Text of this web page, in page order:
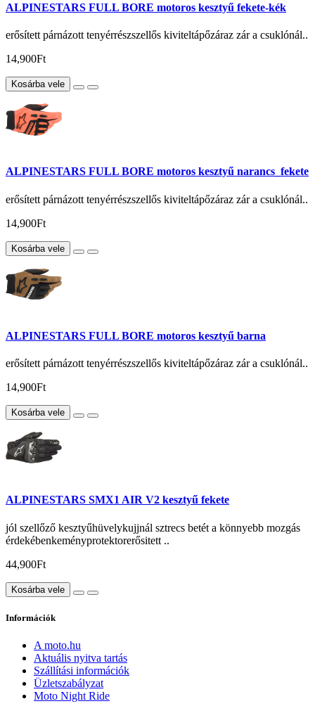
ALPINESTARS FULL BORE motoros kesztyű fekete-kék
erősített párnázott tenyérrészszellős kiviteltápőzáraz zár a csuklónál..
14,900Ft
Kosárba vele
ALPINESTARS FULL BORE motoros kesztyű narancs_fekete
erősített párnázott tenyérrészszellős kiviteltápőzáraz zár a csuklónál..
14,900Ft
Kosárba vele
ALPINESTARS FULL BORE motoros kesztyű barna
erősített párnázott tenyérrészszellős kiviteltápőzáraz zár a csuklónál..
14,900Ft
Kosárba vele
ALPINESTARS SMX1 AIR V2 kesztyű fekete
jól szellőző kesztyűhüvelykujjnál sztrecs betét a könnyebb mozgás
érdekébenkeményprotektorerősitett ..
44,900Ft
Kosárba vele
Információk
A moto.hu
Aktuális nyitva tartás
Szállítási információk
Üzletszabályzat
Moto Night Ride